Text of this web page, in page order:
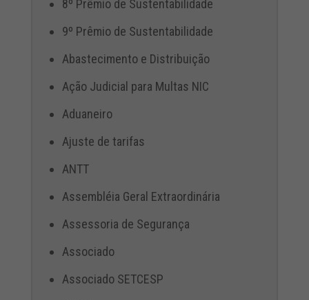
8º Prêmio de Sustentabilidade
9º Prêmio de Sustentabilidade
Abastecimento e Distribuição
Ação Judicial para Multas NIC
Aduaneiro
Ajuste de tarifas
ANTT
Assembléia Geral Extraordinária
Assessoria de Segurança
Associado
Associado SETCESP